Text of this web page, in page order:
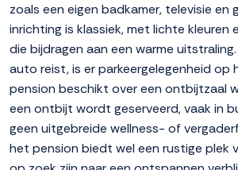
zoals een eigen badkamer, televisie en
inrichting is klassiek, met lichte kleuren
die bijdragen aan een warme
auto reist, is er parkeergelegenheid op
pension beschikt over een ontbijtzaal
een ontbijt wordt geserveerd, vaak in
geen uitgebreide wellness- of
het pension biedt wel een rustige plek